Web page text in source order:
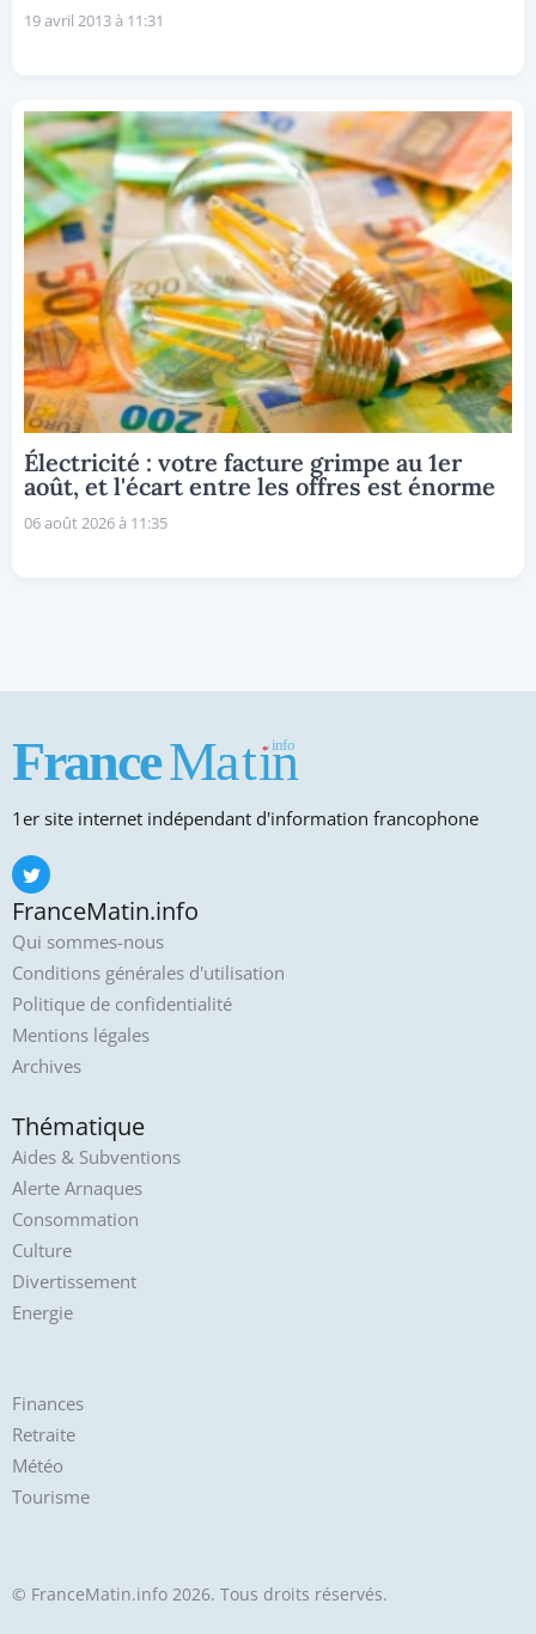
19 avril 2013 à 11:31
Électricité : votre facture grimpe au 1er
août, et l'écart entre les offres est énorme
06 août 2026 à 11:35
1er site internet indépendant d'information francophone
FranceMatin.info
Qui sommes-nous
Conditions générales d'utilisation
Politique de confidentialité
Mentions légales
Archives
Thématique
Aides & Subventions
Alerte Arnaques
Consommation
Culture
Divertissement
Energie
Finances
Retraite
Météo
Tourisme
© FranceMatin.info 2026. Tous droits réservés.